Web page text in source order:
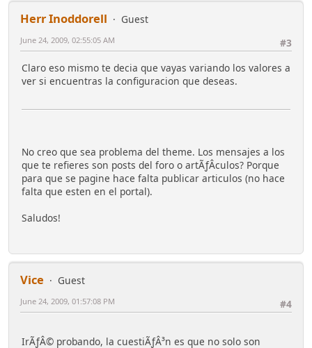
Herr Inoddorell
Guest
#3
June 24, 2009, 02:55:05 AM
Claro eso mismo te decia que vayas variando los valores a
ver si encuentras la configuracion que deseas.
No creo que sea problema del theme. Los mensajes a los
que te refieres son posts del foro o artÃƒÂ­culos? Porque
para que se pagine hace falta publicar articulos (no hace
falta que esten en el portal).
Saludos!
Vice
Guest
#4
June 24, 2009, 01:57:08 PM
IrÃƒÂ© probando, la cuestiÃƒÂ³n es que no solo son